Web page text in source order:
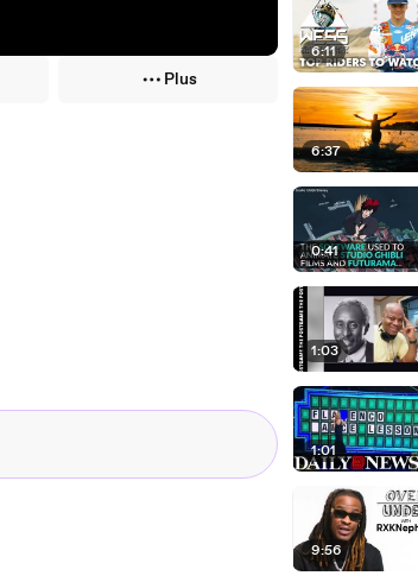
Plus
6:11
6:37
0:41
1:03
1:01
9:56